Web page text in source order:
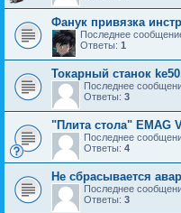
Фанук привязка
Последнее
Ответы: 1
Токарный станок
Последнее
Ответы: 3
"Плита стола" EMAG
Последнее
Ответы: 4
Не сбрасывается
Последнее
Ответы: 3